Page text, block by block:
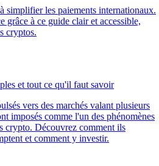
simplifier les paiements internationaux.
grâce à ce guide clair et accessible,
cryptos.
et tout ce qu'il faut savoir
vers des marchés valant plusieurs
imposés comme l'un des phénomènes
crypto. Découvrez comment ils
et comment y investir.